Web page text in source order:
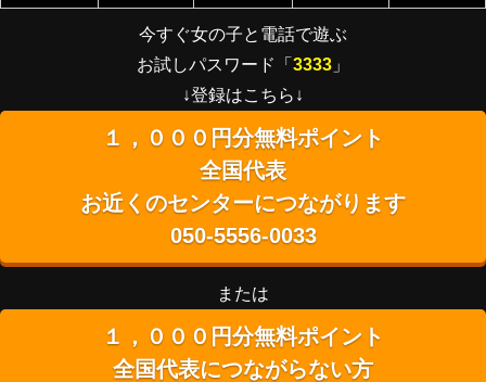
今すぐ女の子と電話で遊ぶ
お試しパスワード「 3333 」
↓登録はこちら↓
１，０００円分無料ポイント
全国代表
お近くのセンターにつながります
050-5556-0033
または
１，０００円分無料ポイント
全国代表につながらない方